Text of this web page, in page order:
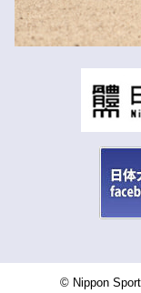
© Nippon